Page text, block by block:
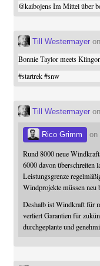
@kaibojensIm Mittel über
Till Westermayeron
Bonnie Taylor meets
#startrek #snw
Till Westermayeron
Rico Grimm on
Rund 8000 neue
6000 davon überschreiten
Leistungsgrenze
Windprojekte müssen neu
Deshalb ist Windkraft für
verliert Garantien für
durchgeplante und